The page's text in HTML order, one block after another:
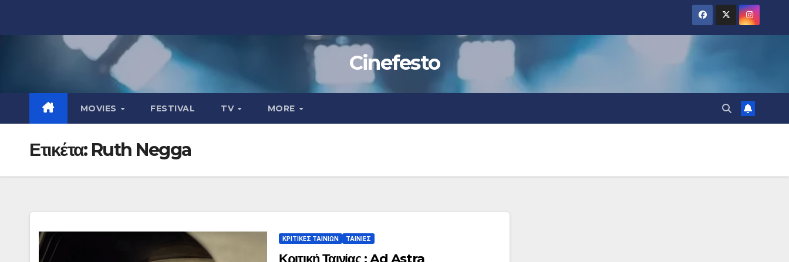
Cinefesto
MOVIES FESTIVAL TV MORE
Ετικέτα: Ruth Negga
ΚΡΙΤΙΚΕΣ ΤΑΙΝΙΩΝ ΤΑΙΝΙΕΣ
Κριτική Ταινίας : Ad Astra